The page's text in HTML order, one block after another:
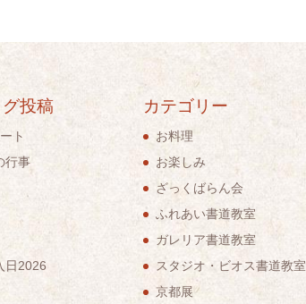
投稿
ト
行事
日2026
カテゴリー
お料理
お楽しみ
ざっくばらん会
ふれあい書道教室
ガレリア書道教室
スタジオ・ビオス書道教室
京都展